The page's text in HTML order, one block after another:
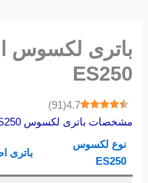
ES250
4.7
(
91
)
مشخصات باتری لکسوس ES250 چیست؟
نوع لکسوس
ES250
باتری